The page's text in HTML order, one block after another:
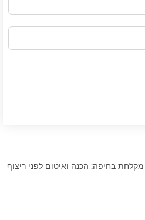
בחיפה: הכנה ואיטום לפני ריצוף